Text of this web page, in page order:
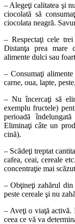
– Alegeţi calitatea şi
ciocolată să
ciocolata neagră.
– Respectaţi cele
Distanţa prea mare
alimente dulci sau
– Consumaţi
carne, oua, lapte,
– Nu încercaţi să
exemplu fructele)
perioadă
Eliminaţi câte un
cină).
– Scădeţi treptat
cafea, ceai, cereale
concentraţie mai
– Obţineţi zahărul din
peste cereale şi nu
– Aveţi o viaţă activă.
ceea ce vă va